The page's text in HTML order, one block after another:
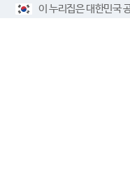
이 누리집은 대한민국